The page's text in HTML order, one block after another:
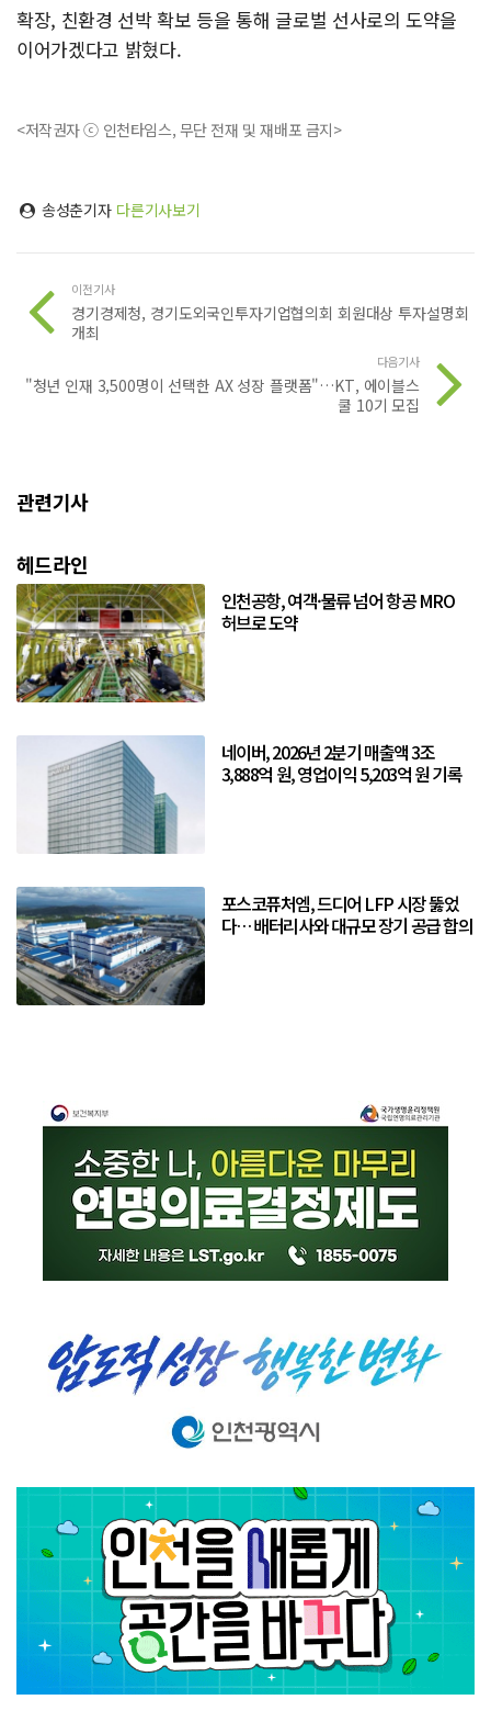
확장, 친환경 선박 확보 등을 통해 글로벌 선사로의 도약을
이어가겠다고 밝혔다.
<저작권자 ⓒ 인천타임스, 무단 전재 및 재배포 금지>
송성춘기자 다른기사보기
이전기사
경기경제청, 경기도외국인투자기업협의회 회원대상 투자설명회
개최
다음기사
"청년 인재 3,500명이 선택한 AX 성장 플랫폼"…KT, 에이블스
쿨 10기 모집
관련기사
헤드라인
인천공항, 여객·물류 넘어 항공 MRO
허브로 도약
네이버, 2026년 2분기 매출액 3조
3,888억 원, 영업이익 5,203억 원 기록
포스코퓨처엠, 드디어 LFP 시장 뚫었
다… 배터리사와 대규모 장기 공급 합의